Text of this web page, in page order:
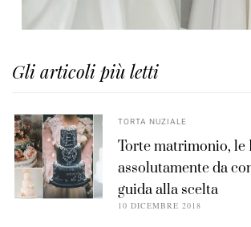
Gli articoli più letti
TORTA NUZIALE
Torte matrimonio, le
assolutamente da
guida alla scelta
10 DICEMBRE 2018